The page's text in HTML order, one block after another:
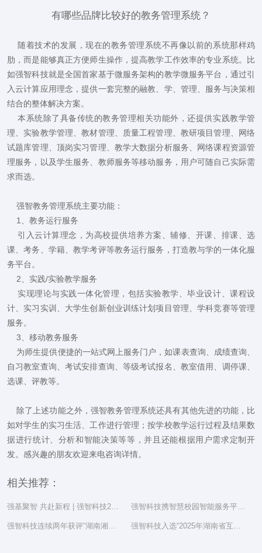
有哪些品牌比较好的教务管理系统？
随着技术的发展，现在的教务管理系统不再像以前的系统那样鸡
肋，而是能够真正方便师生操作，提高教学工作效率的专业系统。比
如强智科技就是全国首家基于微服务架构的教学微服务平台，通过引
入云计算应用理念，提供一套完整的融教、学、管理、服务与决策相
结合的整体解决方案。
本系统除了具备传统的教务管理相关功能外，还提供实践教学管
理、实验教学管理、教材管理、质量工程管理、教研项目管理、网络
试题库管理、顶岗实习管理、教学大数据分析服务、网络课程资源管
理服务，以及学生服务、教师服务等移动服务，用户可随自己实际需
求而选。
强智教务管理系统主要功能：
1、教务运行服务
引入云计算理念，为高校提供培养方案、辅修、开课、排课、选
课、考务、学籍、教学考评等教务运行服务，打造教与学的一体化服
务平台。
2、实践/实验教学服务
实现理论与实践一体化管理，包括实验教学、毕业设计、课程设
计、实习实训、大学生创新创业训练计划项目管理、学科竞赛等管理
服务。
3、移动教务服务
为师生提供便捷的一站式网上服务门户，如课表查询、成绩查询、
自习教室查询、考试安排查询、等级考试报名、教室借用、调停课、
选课、评教等。
除了上述功能之外，强智教务管理系统还具有其他先进的功能，比
如对学生的实习生活、工作进行管理；按学校教学运行过程及结果数
据进行统计、分析和智能决策等等，并且还能根据用户需求定制开
发。感兴趣的朋友欢迎来电咨询详情。
相关推荐：
强基聚智 共赴新程 | 强智科技2025年度总结表彰大会隆重举行
强智科技连续两年获评“湖南湘江新区民营企业社会责任百强” 强智科技入选“2025年湖南省互联网综合实力前三十家企业”